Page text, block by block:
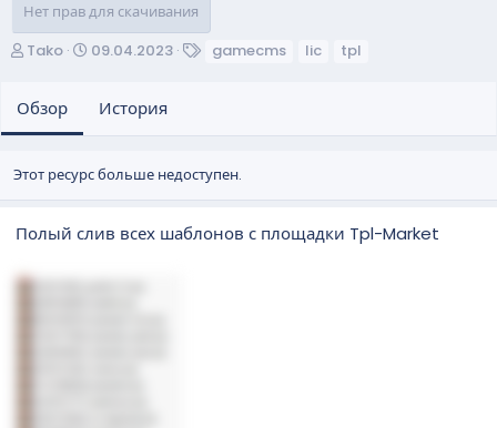
Нет прав для скачивания
А
о
р
Tako
Д
с
з
д
а
09.04.2023 gamecms lic tpl
Обзор История
Этот ресурс больше недоступен.
Полый слив всех шаблонов с площадки Tpl-Market